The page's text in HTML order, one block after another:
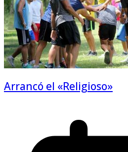
Arrancó el «Religioso»